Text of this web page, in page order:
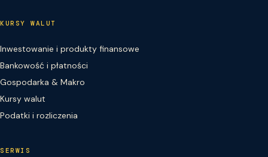
KURSY WALUT
Inwestowanie i produkty finansowe
Bankowość i płatności
Gospodarka & Makro
Kursy walut
Podatki i rozliczenia
SERWIS